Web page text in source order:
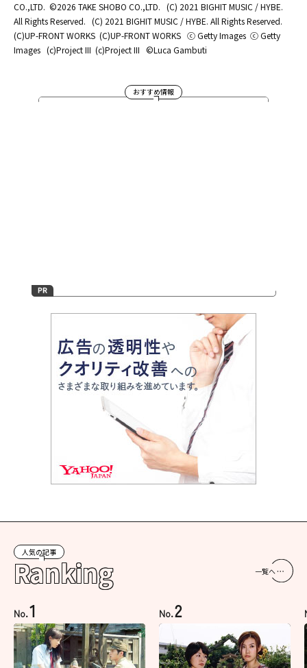
CO.,LTD. ©2026 TAKE SHOBO CO.,LTD. (C) 2021 BIGHIT MUSIC / HYBE.
All Rights Reserved. (C) 2021 BIGHIT MUSIC / HYBE. All Rights Reserved.
(C)UP-FRONT WORKS (C)UP-FRONT WORKS ⓒ Getty Images ⓒ Getty
Images (c)Project III (c)Project III ©Luca Gambuti
おすすめ情報
人気の記事
Ranking 一覧へ
No.1 No.2